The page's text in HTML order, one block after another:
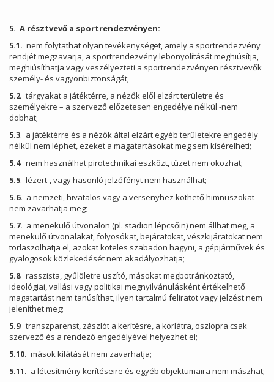
5. A résztvevő a sportrendezvényen:
5.1. nem folytathat olyan tevékenységet, amely a sportrendezvény
rendjét megzavarja, a sportrendezvény lebonyolítását meghiúsítja,
meghiúsíthatja vagy veszélyezteti a sportrendezvényen résztvevők
személy- és vagyonbiztonságát;
5.2. tárgyakat a játéktérre, a nézők elől elzárt területre és
személyekre – a szervező előzetesen engedélye nélkül -nem
dobhat;
5.3. a játéktérre és a nézők által elzárt egyéb területekre engedély
nélkül nem léphet, ezeket a magatartásokat meg sem kísérelheti;
5.4. nem használhat pirotechnikai eszközt, tüzet nem okozhat;
5.5. lézert-, vagy hasonló jelzőfényt nem használhat;
5.6. a nemzeti, hivatalos vagy a versenyhez köthető himnuszokat
nem zavarhatja meg;
5.7. a menekülő útvonalon (pl. stadion lépcsőin) nem állhat meg, a
menekülő útvonalakat, folyosókat, bejáratokat, vészkijáratokat nem
torlaszolhatja el, azokat köteles szabadon hagyni, a gépjárművek és
gyalogosok közlekedését nem akadályozhatja;
5.8. rasszista, gyűlöletre uszító, másokat megbotránkoztató,
ideológiai, vallási vagy politikai megnyilvánulásként értékelhető
magatartást nem tanúsíthat, ilyen tartalmú feliratot vagy jelzést nem
jeleníthet meg;
5.9. transzparenst, zászlót a kerítésre, a korlátra, oszlopra csak
szervező és a rendező engedélyével helyezhet el;
5.10. mások kilátását nem zavarhatja;
5.11. a létesítmény kerítéseire és egyéb objektumaira nem mászhat;